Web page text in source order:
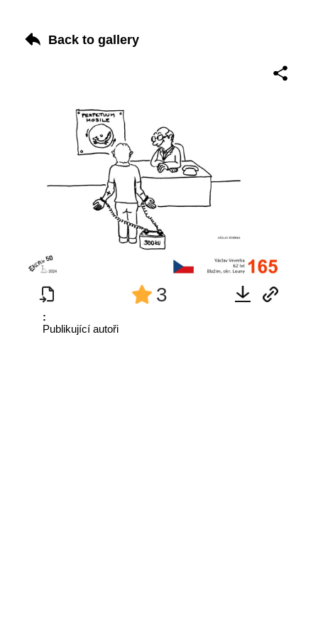
Back to gallery
3
:
Publikující autoři